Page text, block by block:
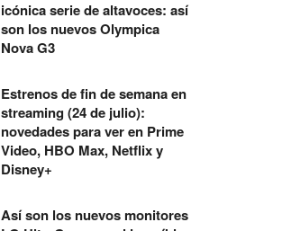
icónica serie de altavoces: así
son los nuevos Olympica
Nova G3
Estrenos de fin de semana en
streaming (24 de julio):
novedades para ver en Prime
Video, HBO Max, Netflix y
Disney+
Así son los nuevos monitores